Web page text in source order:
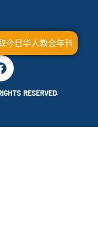
今日华人教会年刊
RESERVED.